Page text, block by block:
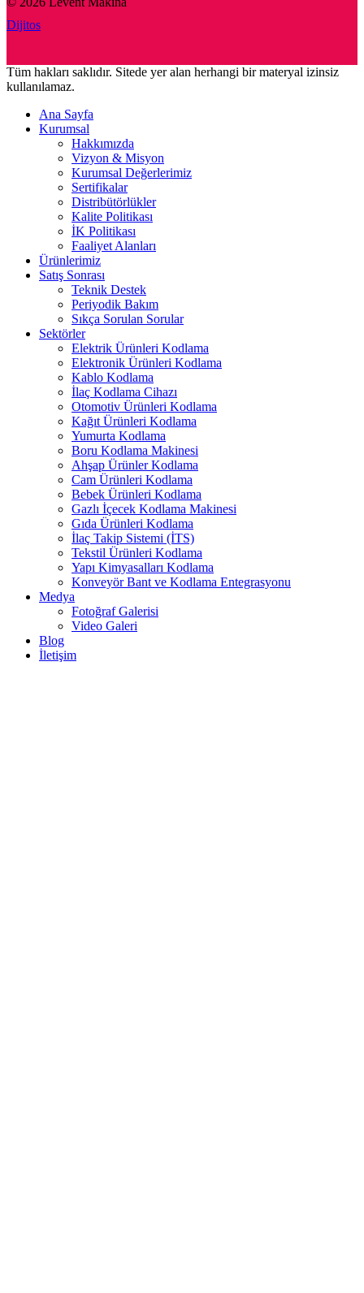
Dijitos
Tüm hakları saklıdır. Sitede yer alan herhangi bir materyal izinsiz
kullanılamaz.
Ana Sayfa
Kurumsal
Hakkımızda
Vizyon & Misyon
Kurumsal Değerlerimiz
Sertifikalar
Distribütörlükler
Kalite Politikası
İK Politikası
Faaliyet Alanları
Ürünlerimiz
Satış Sonrası
Teknik Destek
Periyodik Bakım
Sıkça Sorulan Sorular
Sektörler
Elektrik Ürünleri Kodlama
Elektronik Ürünleri Kodlama
Kablo Kodlama
İlaç Kodlama Cihazı
Otomotiv Ürünleri Kodlama
Kağıt Ürünleri Kodlama
Yumurta Kodlama
Boru Kodlama Makinesi
Ahşap Ürünler Kodlama
Cam Ürünleri Kodlama
Bebek Ürünleri Kodlama
Gazlı İçecek Kodlama Makinesi
Gıda Ürünleri Kodlama
İlaç Takip Sistemi (İTS)
Tekstil Ürünleri Kodlama
Yapı Kimyasalları Kodlama
Konveyör Bant ve Kodlama Entegrasyonu
Medya
Fotoğraf Galerisi
Video Galeri
Blog
İletişim